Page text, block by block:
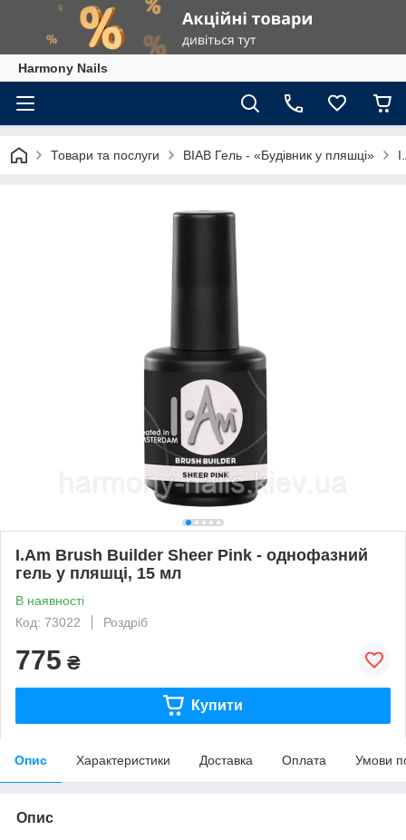
Harmony Nails
Товари та послуги BIAB Гель - «Будівник у пляшці»
I.Am Brush Builder Sheer Pink - однофазний
гель у пляшці, 15 мл
В наявності
Код: 73022
Роздріб
775 ₴
Купити
Опис Характеристики Доставка Оплата Умови
Опис